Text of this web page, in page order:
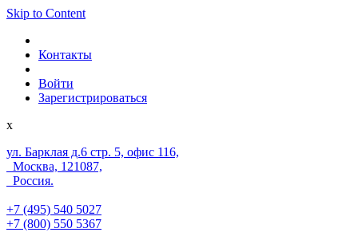
Skip to Content
Контакты
Войти
Зарегистрироваться
x
ул. Барклая д.6 стр. 5, офис 116,
Москва, 121087,
Россия.
+7 (495) 540 5027
+7 (800) 550 5367